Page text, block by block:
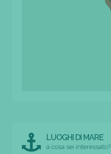
LUOGHI DI MARE
a cosa sei interessato?